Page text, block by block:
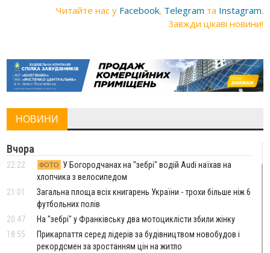
Читайте нас у Facebook, Telegram та Instagram.
Завжди цікаві новини!
НОВИНИ
Вчора
22:22 ФОТО
У Богородчанах на "зебрі" водій Audi наїхав на
хлопчика з велосипедом
21:01
Загальна площа всіх книгарень України - трохи більше ніж 6
футбольних полів
20:47
На "зебрі" у Франківську два мотоциклісти збили жінку
18:55
Прикарпаття серед лідерів за будівництвом новобудов і
рекордсмен за зростанням цін на житло